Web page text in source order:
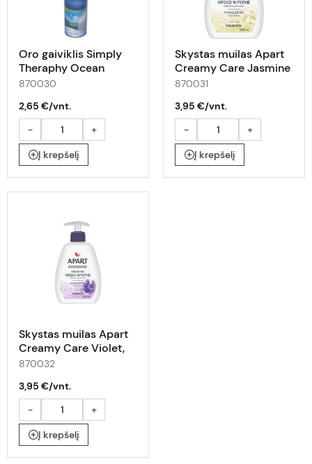
Oro gaiviklis Simply
Theraphy Ocean
300ml
870030
2,65 €/vnt.
-
+
Į krepšelį
Skystas muilas Apart
Creamy Care Jasmine
Secret 500 ml
870031
3,95 €/vnt.
-
+
Į krepšelį
Skystas muilas Apart
Creamy Care Violet,
500 ml
870032
3,95 €/vnt.
-
+
Į krepšelį